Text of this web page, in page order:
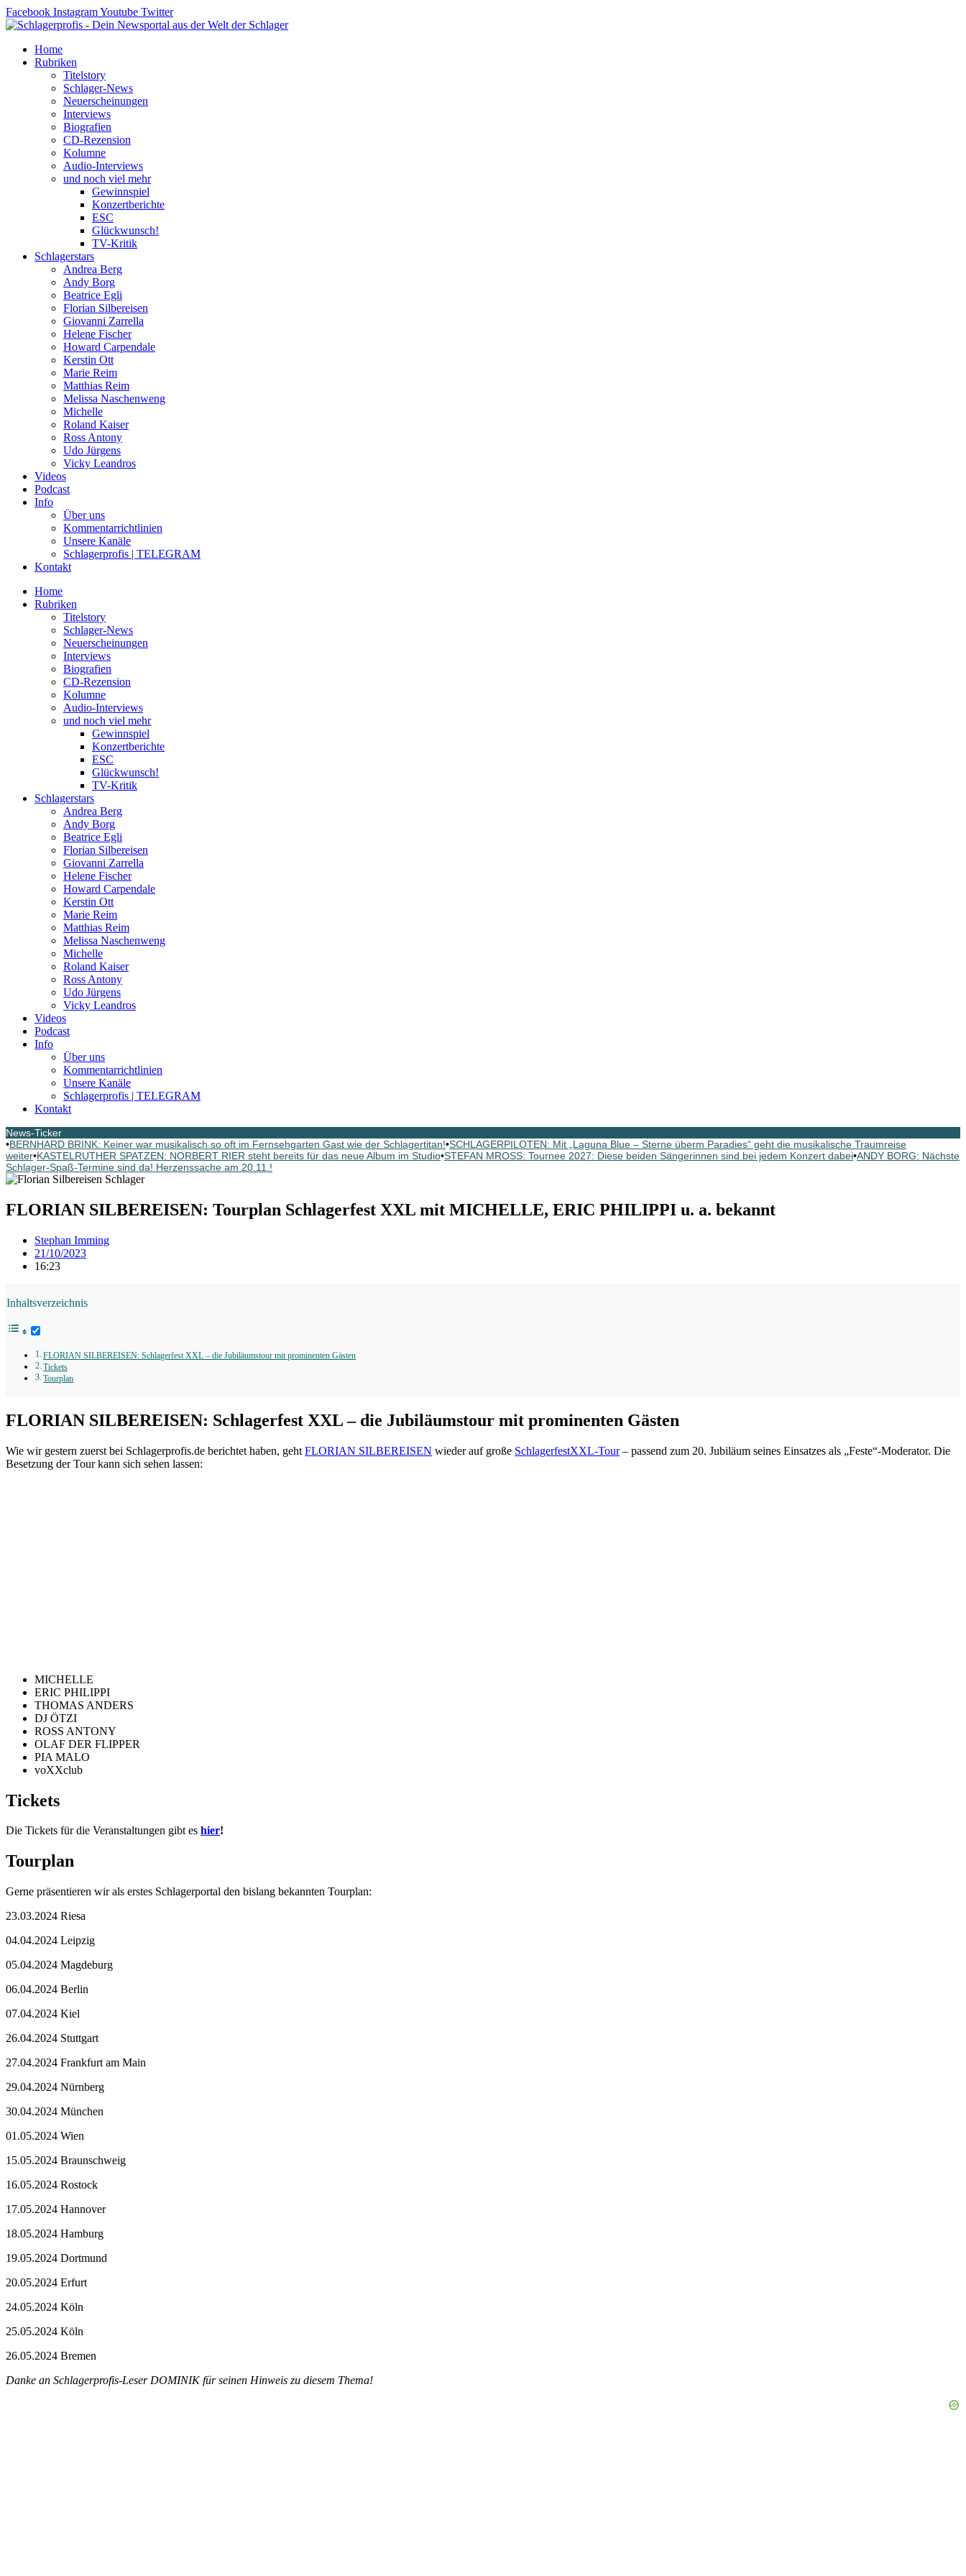
Zum
Inhalt
Facebook InstagramYoutube Twitter
Home
Rubriken
Titelstory
Schlager-News
Neuerscheinungen
Interviews
Biografien
CD-Rezension
Kolumne
Audio-Interviews
und noch viel mehr
Gewinnspiel
Konzertberichte
ESC
Glückwunsch!
TV-Kritik
Schlagerstars
Andrea Berg
Andy Borg
Beatrice Egli
Florian Silbereisen
Giovanni Zarrella
Helene Fischer
Howard Carpendale
Kerstin Ott
Marie Reim
Matthias Reim
Melissa Naschenweng
Michelle
Roland Kaiser
Ross Antony
Udo Jürgens
Vicky Leandros
Videos
Podcast
Info
Über uns
Kommentarrichtlinien
Unsere Kanäle
Schlagerprofis | TELEGRAM
Kontakt
Home
Rubriken
Titelstory
Schlager-News
Neuerscheinungen
Interviews
Biografien
CD-Rezension
Kolumne
Audio-Interviews
und noch viel mehr
Gewinnspiel
Konzertberichte
ESC
Glückwunsch!
TV-Kritik
Schlagerstars
Andrea Berg
Andy Borg
Beatrice Egli
Florian Silbereisen
Giovanni Zarrella
Helene Fischer
Howard Carpendale
Kerstin Ott
Marie Reim
Matthias Reim
Melissa Naschenweng
Michelle
Roland Kaiser
Ross Antony
Udo Jürgens
Vicky Leandros
Videos
Podcast
Info
Über uns
Kommentarrichtlinien
Unsere Kanäle
Schlagerprofis | TELEGRAM
Kontakt
News-Ticker
•BERNHARD BRINK: Keiner war musikalisch so oft im Fernsehgarten Gast wie der Schlagertitan!•SCHLAGERPILOTEN: Mit „Laguna Blue – Sterne überm Paradies“ geht die musikalische Traumreise
weiter•KASTELRUTHER SPATZEN: NORBERT RIER steht bereits für das neue Album im Studio•STEFAN MROSS: Tournee 2027: Diese beiden Sängerinnen sind bei jedem Konzert dabei•ANDY BORG: Nächste
Schlager-Spaß-Termine sind da! Herzenssache am 20.11.!
FLORIAN SILBEREISEN: Tourplan Schlagerfest XXL mit MICHELLE, ERIC PHILIPPI u. a. bekannt
Stephan Imming
21/10/2023
16:23
Inhaltsverzeichnis
FLORIAN SILBEREISEN: Schlagerfest XXL – die Jubiläumstour mit prominenten Gästen
Tickets
Tourplan
FLORIAN SILBEREISEN: Schlagerfest XXL – die Jubiläumstour mit prominenten Gästen
Wie wir gestern zuerst bei Schlagerprofis.de berichtet haben, geht FLORIAN SILBEREISEN wieder auf große SchlagerfestXXL-Tour– passend zum 20. Jubiläum seines Einsatzes als „Feste“-Moderator. Die
Besetzung der Tour kann sich sehen lassen:
MICHELLE
ERIC PHILIPPI
THOMAS ANDERS
DJ ÖTZI
ROSS ANTONY
OLAF DER FLIPPER
PIA MALO
voXXclub
Tickets
Die Tickets für die Veranstaltungen gibt es hier!
Tourplan
Gerne präsentieren wir als erstes Schlagerportal den bislang bekannten Tourplan:
23.03.2024 Riesa
04.04.2024 Leipzig
05.04.2024 Magdeburg
06.04.2024 Berlin
07.04.2024 Kiel
26.04.2024 Stuttgart
27.04.2024 Frankfurt am Main
29.04.2024 Nürnberg
30.04.2024 München
01.05.2024 Wien
15.05.2024 Braunschweig
16.05.2024 Rostock
17.05.2024 Hannover
18.05.2024 Hamburg
19.05.2024 Dortmund
20.05.2024 Erfurt
24.05.2024 Köln
25.05.2024 Köln
26.05.2024 Bremen
Danke an Schlagerprofis-Leser DOMINIK für seinen Hinweis zu diesem Thema!